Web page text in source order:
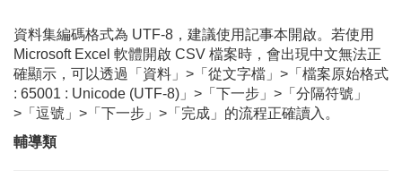
資料集編碼格式為 UTF-8，建議使用記事本開啟。若使用
Microsoft Excel 軟體開啟 CSV 檔案時，會出現中文無法正
確顯示，可以透過「資料」>「從文字檔」>「檔案原始格式
: 65001 : Unicode (UTF-8)」>「下一步」>「分隔符號」
>「逗號」>「下一步」>「完成」的流程正確讀入。
輔導類